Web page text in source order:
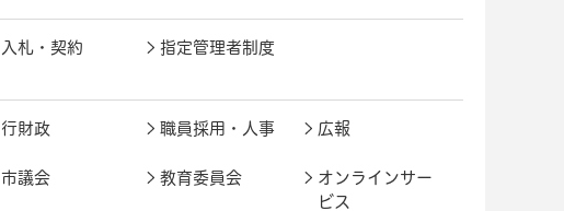
入札・契約 指定管理者制度
行財政 職員採用・人事 広報
市議会 教育委員会
オンラインサー
ビス